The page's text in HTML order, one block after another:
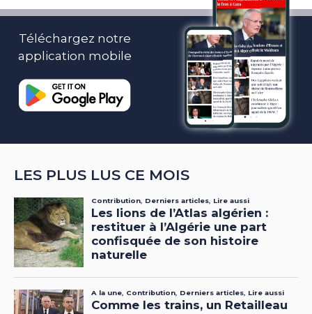
Téléchargez notre
application mobile
LES PLUS LUS CE MOIS